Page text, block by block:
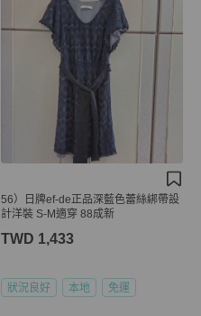
56）日牌ef-de正品深藍色蕾絲綁帶設
計洋裝 S-M適穿 88成新
TWD 1,433
狀況良好 本地 免運